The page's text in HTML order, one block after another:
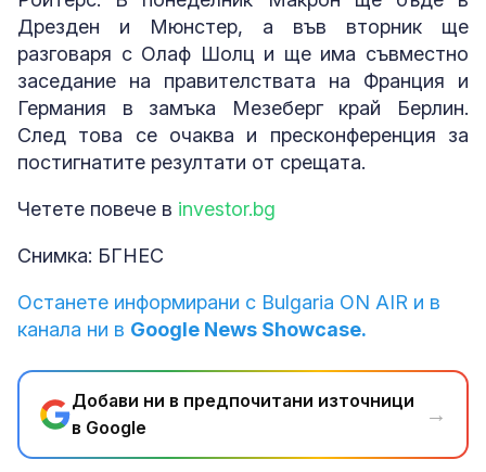
Дрезден и Мюнстер, а във вторник ще
разговаря с Олаф Шолц и ще има съвместно
заседание на правителствата на Франция и
Германия в замъка Мезеберг край Берлин.
След това се очаква и пресконференция за
постигнатите резултати от срещата.
Четете повече в investor.bg
Снимка: БГНЕС
Останете информирани с Bulgaria ON AIR и в
канала ни в Google News Showcase.
Добави ни в предпочитани източници
в Google
→